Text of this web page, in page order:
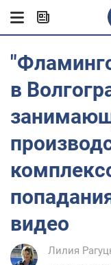
в
видео
Лилия